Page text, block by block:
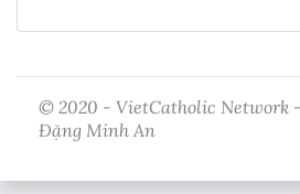
© 2020 - VietCatholic Network -
Đặng Minh An